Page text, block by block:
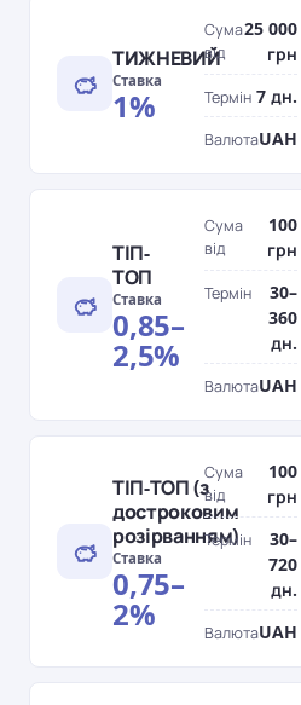
ТИЖНЕВИЙ
Ставка
1%
Сума
від
25 000
грн
Термін 7 дн.
ВалютаUAH
ТІП-
ТОП
Ставка
0,85–
2,5%
Сума
від
100
грн
Термін
30–
360
дн.
ВалютаUAH
ТІП-ТОП (з
достроковим
розірванням)
Ставка
0,75–
2%
Сума
від
100
грн
Термін
30–
720
дн.
ВалютаUAH